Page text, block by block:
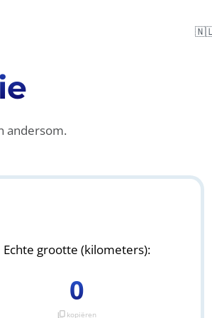
andersom.
Echte grootte (kilometers):
0
content_copy kopiëren